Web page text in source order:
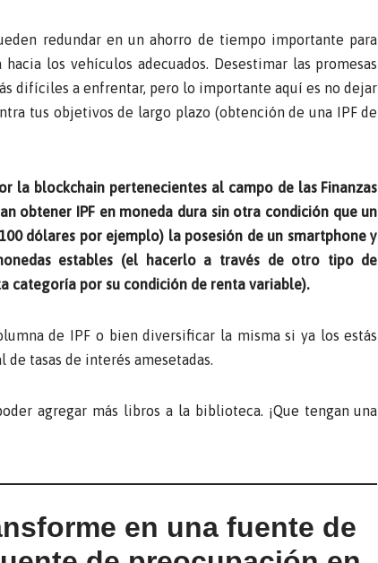
redundar en un ahorro de tiempo importante para
los vehículos adecuados. Desestimar las promesas
difíciles a enfrentar, pero lo importante aquí es no dejar
tus objetivos de largo plazo (obtención de una IPF de
la blockchain pertenecientes al campo de las Finanzas
obtener IPF en moneda dura sin otra condición que un
dólares por ejemplo) la posesión de un smartphone y
estables (el hacerlo a través de otro tipo de
categoría por su condición de renta variable).
de IPF o bien diversificar la misma si ya los estás
tasas de interés amesetadas.
agregar más libros a la biblioteca. ¡Que tengan una
en una fuente de